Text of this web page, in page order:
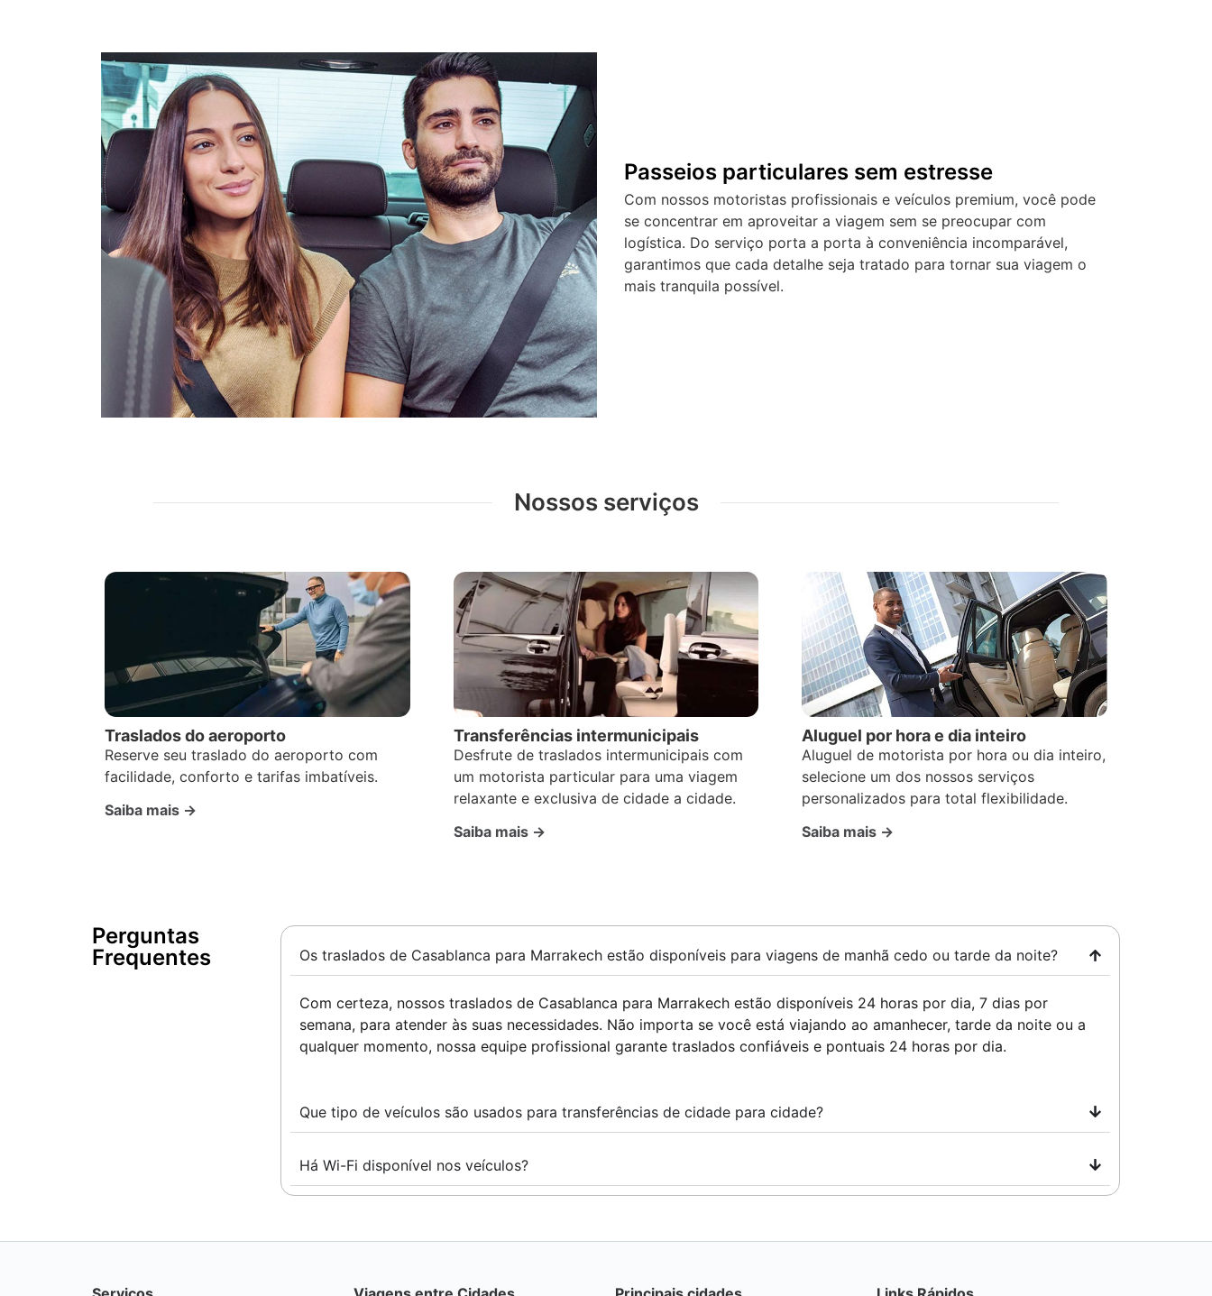
Passeios particulares sem estresse
Com nossos motoristas profissionais e veículos premium, você pode
se concentrar em aproveitar a viagem sem se preocupar com
logística. Do serviço porta a porta à conveniência incomparável,
garantimos que cada detalhe seja tratado para tornar sua viagem o
mais tranquila possível.
Nossos serviços
Traslados do aeroporto
Reserve seu traslado do aeroporto com
facilidade, conforto e tarifas imbatíveis.
Saiba mais →
Transferências intermunicipais
Desfrute de traslados intermunicipais com
um motorista particular para uma viagem
relaxante e exclusiva de cidade a cidade.
Saiba mais →
Aluguel por hora e dia inteiro
Aluguel de motorista por hora ou dia inteiro,
selecione um dos nossos serviços
personalizados para total flexibilidade.
Saiba mais →
Perguntas
Frequentes ​
Os traslados de Casablanca para Marrakech estão disponíveis para viagens de manhã cedo ou tarde da noite?
Com certeza, nossos traslados de Casablanca para Marrakech estão disponíveis 24 horas por dia, 7 dias por
semana, para atender às suas necessidades. Não importa se você está viajando ao amanhecer, tarde da noite ou a
qualquer momento, nossa equipe profissional garante traslados confiáveis ​​e pontuais 24 horas por dia.
Que tipo de veículos são usados ​​para transferências de cidade para cidade?
Há Wi-Fi disponível nos veículos?